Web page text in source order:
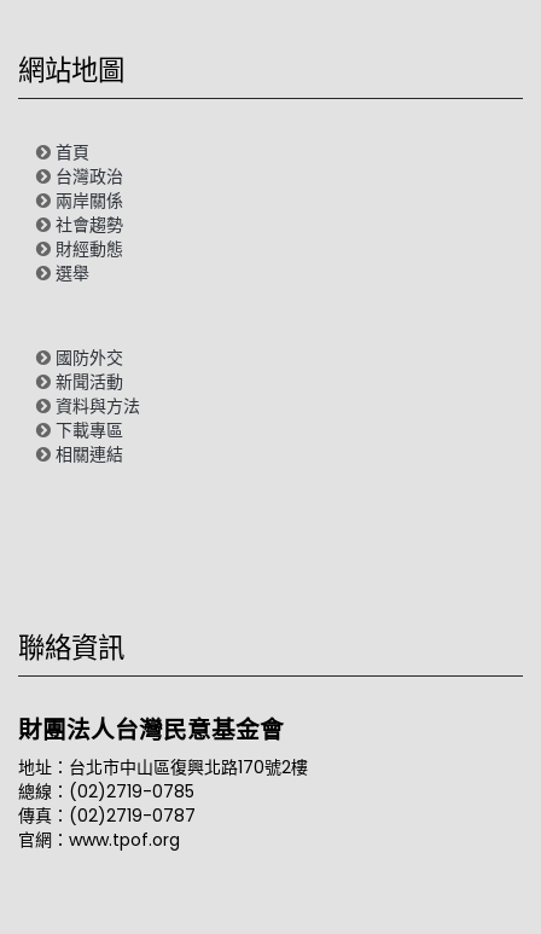
網站地圖
首頁
台灣政治
兩岸關係
社會趨勢
財經動態
選舉
國防外交
新聞活動
資料與方法
下載專區
相關連結
聯絡資訊
財團法人台灣民意基金會
地址：台北市中山區復興北路170號2樓
總線：(02)2719-0785
傳真：(02)2719-0787
官網：www.tpof.org